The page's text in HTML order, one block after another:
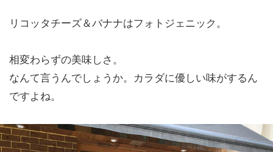
リコッタチーズ＆バナナはフォトジェニック。
相変わらずの美味しさ。
なんて言うんでしょうか。カラダに優しい味がするん
ですよね。